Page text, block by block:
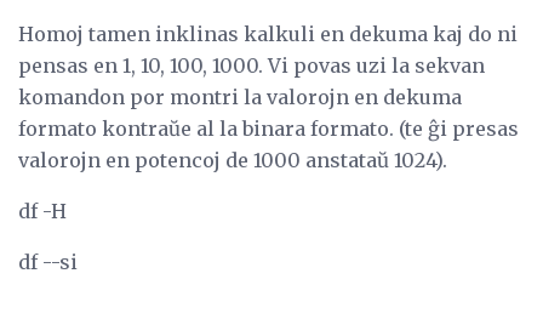
Homoj tamen inklinas kalkuli en dekuma kaj do ni
pensas en 1, 10, 100, 1000. Vi povas uzi la sekvan
komandon por montri la valorojn en dekuma
formato kontraŭe al la binara formato. (te ĝi presas
valorojn en potencoj de 1000 anstataŭ 1024).
df -H
df --si